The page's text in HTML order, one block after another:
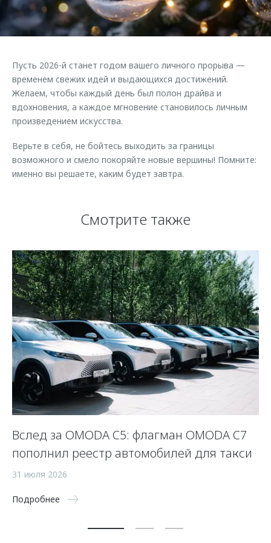
Страхование
Кредитный калькулятор
Одежда и сувениры
Оригинальные аксессуары
Запчасти
Калькулятор трейд-ин
Руководства по эксплуатации
Клиентская поддержка
Клуб владельцев OMODA
Приложение O&J
Аксессуары
Одежда и сувениры
Оригинальные аксессуары
Запчасти
Обратная связь
Пусть 2026-й станет годом вашего личного прорыва —
временем свежих идей и выдающихся достижений.
Желаем, чтобы каждый день был полон драйва и
вдохновения, а каждое мгновение становилось личным
произведением искусства.
Верьте в себя, не бойтесь выходить за границы
возможного и смело покоряйте новые вершины! Помните:
именно вы решаете, каким будет завтра.
Смотрите также
Вслед за OMODA C5: флагман OMODA C7
пополнил реестр автомобилей для такси
31 июля 2026
Подробнее